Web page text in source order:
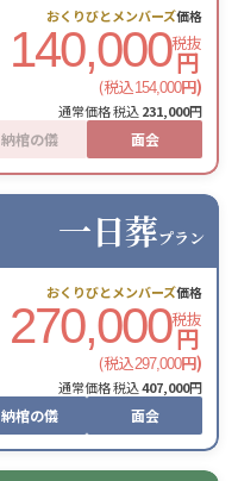
おくりびとメンバーズ価格
140,000税抜
円
(税込154,000円)
通常価格 税込231,000円
納棺の儀 面会
一日葬プラン
おくりびとメンバーズ価格
270,000税抜
円
(税込297,000円)
通常価格 税込407,000円
納棺の儀 面会